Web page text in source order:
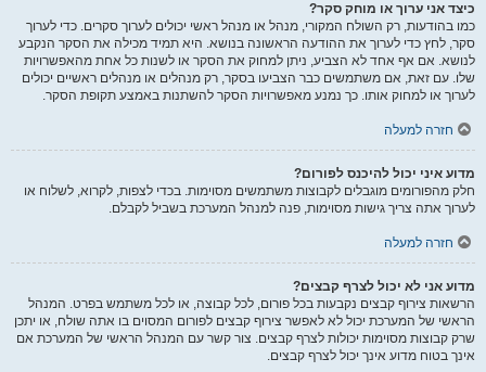
כיצד אני ערוך או מוחק סקר?
כמו בהודעות, רק השולח המקורי, מנהל או מנהל ראשי יכולים לערוך סקרים. כדי לערוך
סקר, לחץ כדי לערוך את ההודעה הראשונה בנושא. היא תמיד מכילה את הסקר הנקבע
לנושא. אם אף אחד לא הצביע, ניתן למחוק את הסקר או לשנות כל אחת מהאפשרויות
שלו. עם זאת, אם משתמשים כבר הצביעו בסקר, רק מנהלים או מנהלים ראשיים יכולים
לערוך או למחוק אותו. כך נמנע מאפשרויות הסקר להשתנות באמצע תקופת הסקר.
חזרה למעלה
מדוע איני יכול להיכנס לפורום?
חלק מהפורומים מוגבלים לקבוצות משתמשים מסוימות. בכדי לצפות, לקרוא, לשלוח או
לערוך אתה צריך גישות מסוימות, פנה למנהל המערכת בשביל לקבלם.
חזרה למעלה
מדוע אני לא יכול לצרף קבצים?
הרשאות צירוף קבצים נקבעות בכל פורום, לכל קבוצה, או לכל משתמש בפרט. המנהל
הראשי של המערכת יכול לא לאפשר צירוף קבצים לפורום המסוים בו אתה שולח, או יתכן
שרק קבוצות מסוימות יכולות לצרף קבצים. צור קשר עם המנהל הראשי של המערכת אם
אינך בטוח מדוע אינך יכול לצרף קבצים.